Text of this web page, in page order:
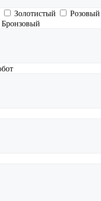
Золотистый Розовый
Бронзовый